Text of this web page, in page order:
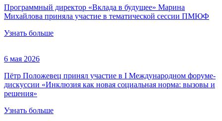
Программный директор «Вклада в будущее» Марина
Михайлова приняла участие в тематической сессии ПМЮФ
Узнать больше
6 мая 2026
Пётр Положевец принял участие в I Международном форуме-
дискуссии «Инклюзия как новая социальная норма: вызовы и
решения»
Узнать больше